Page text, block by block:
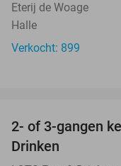
Eterij de Woage
Halle
Verkocht: 899
2- of 3-gangen
Drinken